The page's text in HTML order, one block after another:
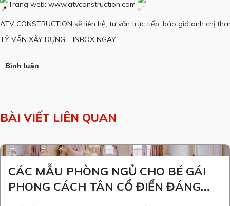
Trang web: www.atvconstruction.com
ATV CONSTRUCTION sẽ liên hệ, tư vấn trực tiếp, báo giá anh chị
TỶ VẤN XÂY DỰNG – INBOX NGAY
Bình luận
BÀI VIẾT LIÊN QUAN
CÁC MẪU PHÒNG NGỦ CHO BÉ GÁI
PHONG CÁCH TÂN CỔ ĐIỂN ĐÁNG
YÊU